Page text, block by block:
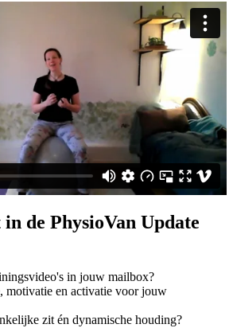
de PhysioVan Update
in jouw mailbox?
motivatie en activatie voor jouw
zit én dynamische houding?